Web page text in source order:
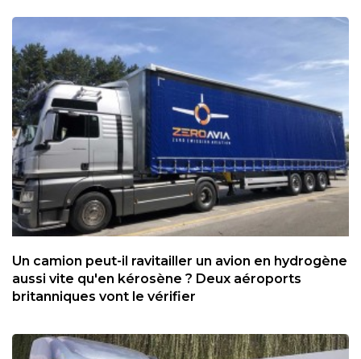
Un camion peut-il ravitailler un avion en hydrogène
aussi vite qu'en kérosène ? Deux aéroports
britanniques vont le vérifier